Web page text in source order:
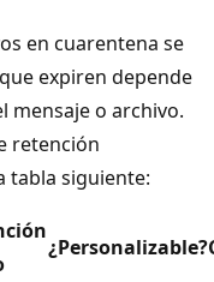
en cuarentena se
expiren depende
mensaje o archivo.
retención
tabla siguiente:
¿Personalizable?